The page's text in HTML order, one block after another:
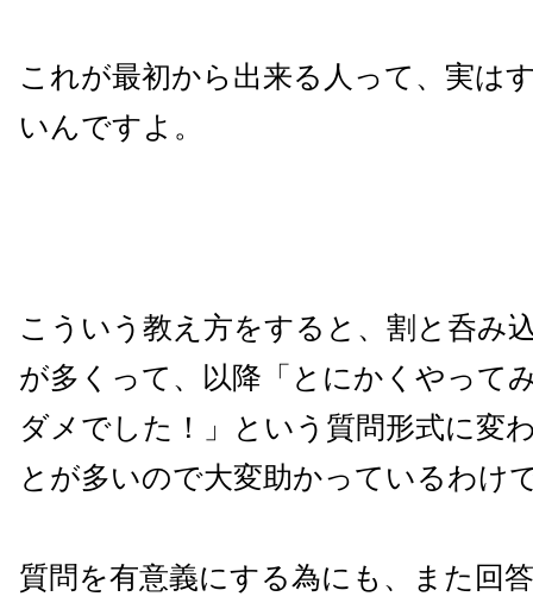
これが最初から出来る人って、実は
いんですよ。
こういう教え方をすると、割と呑み
が多くって、以降「とにかくやって
ダメでした！」という質問形式に変
とが多いので大変助かっているわけ
質問を有意義にする為にも、また回